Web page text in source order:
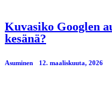
Kuvasiko Googlen
kesänä?
Asuminen 12. maaliskuuta, 2026